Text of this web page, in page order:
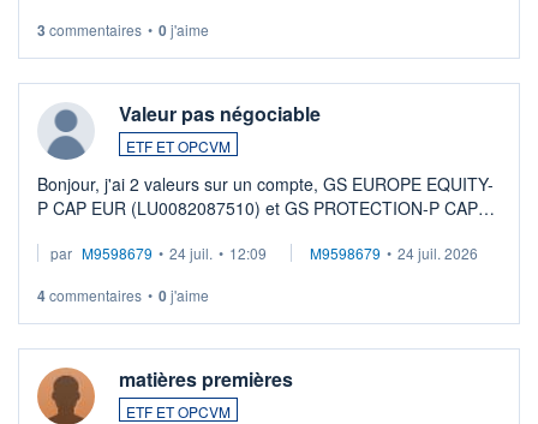
3 commentaires • 0j'aime
Valeur pas négociable
ETF ET OPCVM
Bonjour, j'ai 2 valeurs sur un compte, GS EUROPE EQUITY-
P CAP EUR (LU0082087510) et GS PROTECTION-P CAP
veux procéder à la vente, on me signale ...
par M9598679 • 24 juil. • 12:09 M9598679 • 24 juil. 2026
4commentaires • 0j'aime
matières premières
ETF ET OPCVM